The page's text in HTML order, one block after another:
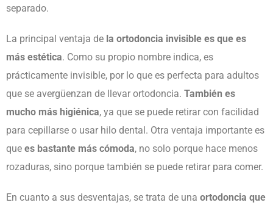
separado.
La principal ventaja de la ortodoncia invisible es que es
más estética. Como su propio nombre indica, es
prácticamente invisible, por lo que es perfecta para adultos
que se avergüenzan de llevar ortodoncia. También es
mucho más higiénica, ya que se puede retirar con facilidad
para cepillarse o usar hilo dental. Otra ventaja importante es
que es bastante más cómoda, no solo porque hace menos
rozaduras, sino porque también se puede retirar para comer.
En cuanto a sus desventajas, se trata de una ortodoncia que